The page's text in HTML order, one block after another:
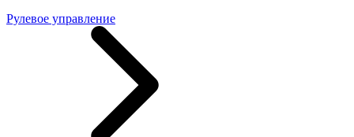
Рулевое управление